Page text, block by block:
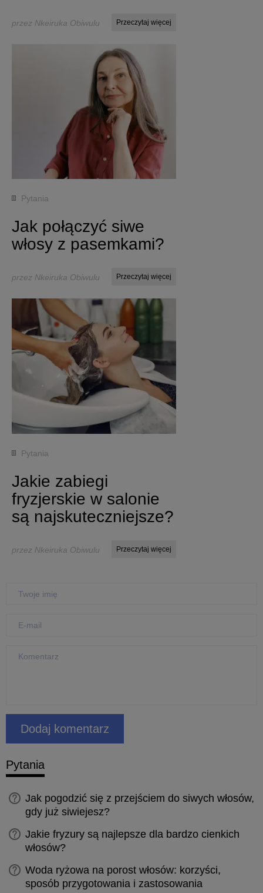
przez Nkeiruka Obiwulu Przeczytaj więcej
Pytania
Jak połączyć siwe
włosy z pasemkami?
przez Nkeiruka Obiwulu Przeczytaj więcej
Pytania
Jakie zabiegi
fryzjerskie w salonie
są najskuteczniejsze?
przez Nkeiruka Obiwulu Przeczytaj więcej
Pytania
Jak pogodzić się z przejściem do siwych włosów,
gdy już siwiejesz?
Jakie fryzury są najlepsze dla bardzo cienkich
włosów?
Woda ryżowa na porost włosów: korzyści,
sposób przygotowania i zastosowania